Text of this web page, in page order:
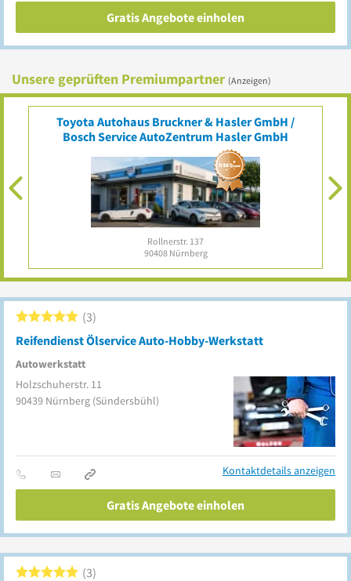
Gratis Angebote einholen
Unsere geprüften Premiumpartner (Anzeigen)
Toyota Autohaus Bruckner & Hasler GmbH /
Bosch Service AutoZentrum Hasler GmbH
Rollnerstr. 137
90408 Nürnberg
Reifendienst Ölservice Auto-Hobby-Werkstatt
Autowerkstatt
3
Holzschuherstr. 11
90439 Nürnberg (Sündersbühl)
Kontaktdetails anzeigen
Gratis Angebote einholen
3